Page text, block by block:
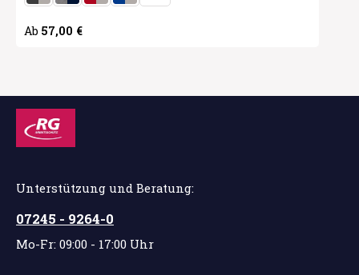
Regulärer Preis:
Ab 57,00 €
Unterstützung und Beratung:
07245 - 9264-0
Mo-Fr: 09:00 - 17:00 Uhr